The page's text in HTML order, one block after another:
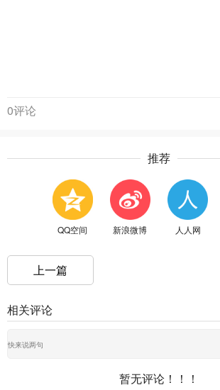
0评论
推荐
QQ空间 新浪微博 人人网
上一篇
相关评论
暂无评论！！！